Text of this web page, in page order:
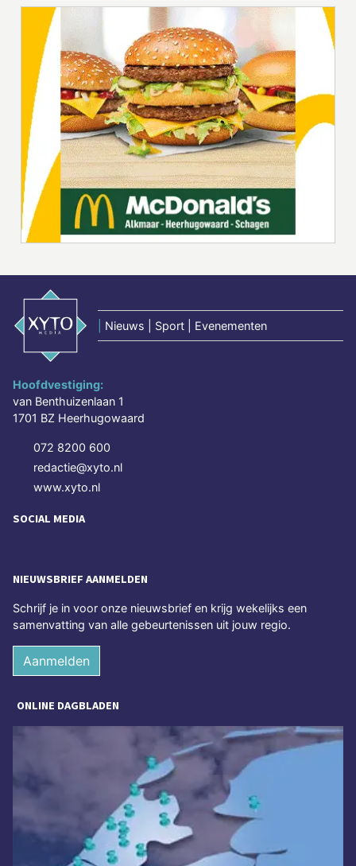
Nieuws | Sport | Evenementen
Hoofdvestiging:
van Benthuizenlaan 1
1701 BZ Heerhugowaard
072 8200 600
redactie@xyto.nl
www.xyto.nl
SOCIAL MEDIA
NIEUWSBRIEF AANMELDEN
Schrijf je in voor onze nieuwsbrief en krijg wekelijks een
samenvatting van alle gebeurtenissen uit jouw regio.
Aanmelden
ONLINE DAGBLADEN